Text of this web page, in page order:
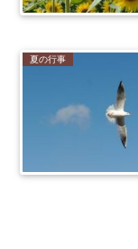
夏の行事